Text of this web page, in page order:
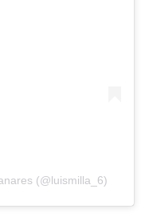
(@luismilla_6)